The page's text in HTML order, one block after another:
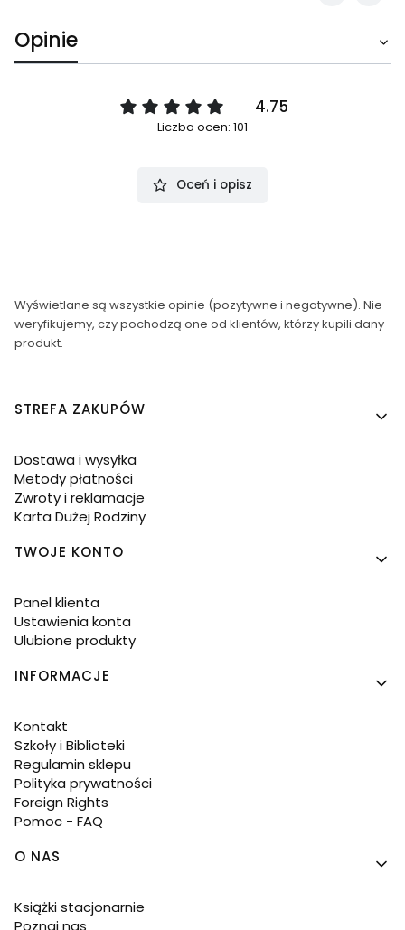
Opinie
4.75
Liczba ocen: 101
Oceń i opisz
Wyświetlane są wszystkie opinie (pozytywne i negatywne). Nie
weryfikujemy, czy pochodzą one od klientów, którzy kupili dany
produkt.
Linki w stopce
STREFA ZAKUPÓW
Dostawa i wysyłka
Metody płatności
Zwroty i reklamacje
Karta Dużej Rodziny
TWOJE KONTO
Panel klienta
Ustawienia konta
Ulubione produkty
INFORMACJE
Kontakt
Szkoły i Biblioteki
Regulamin sklepu
Polityka prywatności
Foreign Rights
Pomoc - FAQ
O NAS
Książki stacjonarnie
Poznaj nas